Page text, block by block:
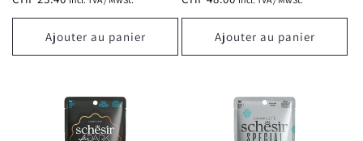
Ajouter au panier Ajouter au panier